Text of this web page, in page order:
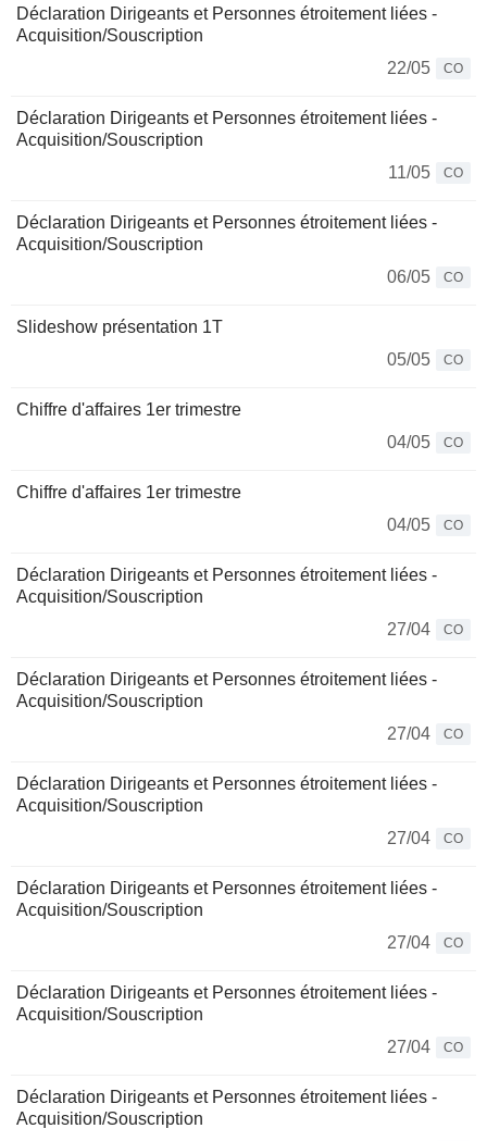
Déclaration Dirigeants et Personnes étroitement liées -
Acquisition/Souscription
22/05
CO
Déclaration Dirigeants et Personnes étroitement liées -
Acquisition/Souscription
11/05
CO
Déclaration Dirigeants et Personnes étroitement liées -
Acquisition/Souscription
06/05
CO
Slideshow présentation 1T
05/05
CO
Chiffre d'affaires 1er trimestre
04/05
CO
Chiffre d'affaires 1er trimestre
04/05
CO
Déclaration Dirigeants et Personnes étroitement liées -
Acquisition/Souscription
27/04
CO
Déclaration Dirigeants et Personnes étroitement liées -
Acquisition/Souscription
27/04
CO
Déclaration Dirigeants et Personnes étroitement liées -
Acquisition/Souscription
27/04
CO
Déclaration Dirigeants et Personnes étroitement liées -
Acquisition/Souscription
27/04
CO
Déclaration Dirigeants et Personnes étroitement liées -
Acquisition/Souscription
27/04
CO
Déclaration Dirigeants et Personnes étroitement liées -
Acquisition/Souscription